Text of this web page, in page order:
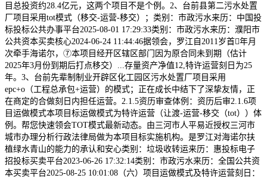
目总投资约28.4亿元，这两个项目不是个例。2、台前县第二污水处置
厂项目采用tot模式（移交-运营-移交）；类别：市政污水来历：中国投
标投标公共办事平台2025-08-01 17:29:33类别：市政污水来历：濮阳市
公共资本买卖核心2024-06-24 11:44:46据领会，罗江自2011岁首年月
次牵手海诺尔，⑦本项目经开区辖区部门因为原合同未到期（估计
2025年3月份到期后打点移交）...存量资产净值12,特许运营刻日为25
年。3、台前先辈制制业开辟区化工园区污水处置厂项目采用
epc+o（工程总承包+运营）的模式；正在成长中结下了深挚友情，正
在商定的合做刻日内担任运营。2.1.5资历审查体例：资历后审2.1.6项
目运做模式本项目标运做模式为特许运营（让渡-运营-移交（tot））体
例。帮您快速领会TOT模式最新动态。由三河市人平易近授权三河市
城市办理分析行政法律局做为本项目标实施机构。是罗江对海诺尔扶
植绿水青山的能力的承认和安心类别：垃圾收转运来历：惠投标电子
招投标买卖平台2023-06-26 17:32:14类别：市政污水来历：全国公共资
本买卖平台2025-08-25 10:01:08（六）项目运做模式及特许运营刻日：